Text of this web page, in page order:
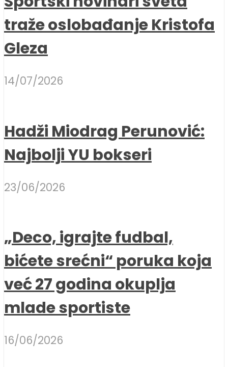
traže oslobađanje Kristofa
Gleza
14/07/2026
Hadži Miodrag Perunović:
Najbolji YU bokseri
23/06/2026
„Deco, igrajte fudbal,
bićete srećni“ poruka koja
već 27 godina okuplja
mlade sportiste
16/06/2026